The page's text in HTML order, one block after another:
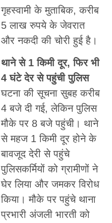
गृहस्वामी के मुताबिक, करीब
5 लाख रुपये के जेवरात
और नकदी की चोरी हुई है।
थाने से 1 किमी दूर, फिर भी
4 घंटे देर से पहुंची पुलिस
घटना की सूचना सुबह करीब
4 बजे दी गई, लेकिन पुलिस
मौके पर 8 बजे पहुंची। थाने
से महज 1 किमी दूर होने के
बावजूद देरी से पहुंचे
पुलिसकर्मियों को ग्रामीणों ने
घेर लिया और जमकर विरोध
किया। मौके पर पहुंचे थाना
प्रभारी अंजली भारती को